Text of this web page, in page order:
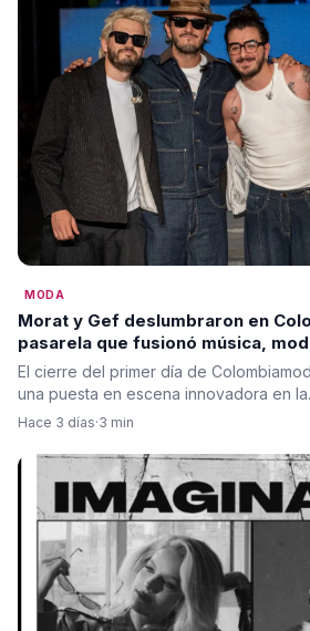
MODA
Morat y Gef deslumbraron en
pasarela que fusionó música,
El cierre del primer día de
una puesta en escena innovadora en
Hace 3 días·3 min